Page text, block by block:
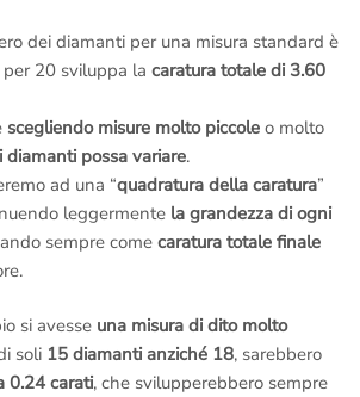
stazione Termini e da lì prendere la metro
sole 3 fermate aPiazza di Spagna.
e dal sud
assistono in diretta alla lavorazione del
dai 60 ai 90 minuti) è quindi possibile
per chi vive aRoma.
fedina a giro di 3.60 carativiene
nuovo ordine
Oro Rosa,Oro Giallooppure inPlatino
lacaratura e le caratteristiche dei
dei diamanti per una misura standard è
20 sviluppa la caratura totale di 3.60
scegliendo misure molto piccole o molto
diamanti possa variare.
ad una “quadratura della caratura”
leggermente la grandezza di ogni
sempre come caratura totale finale
si avesse una misura di dito molto
soli 15 diamanti anziché 18, sarebbero
0.24 carati, che svilupperebbero sempre